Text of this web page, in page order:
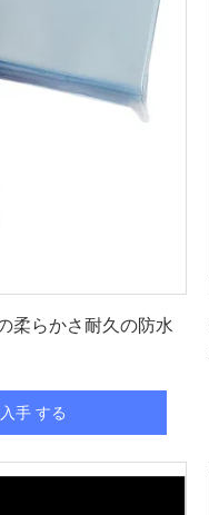
柔らかさ耐久の防水
手 する